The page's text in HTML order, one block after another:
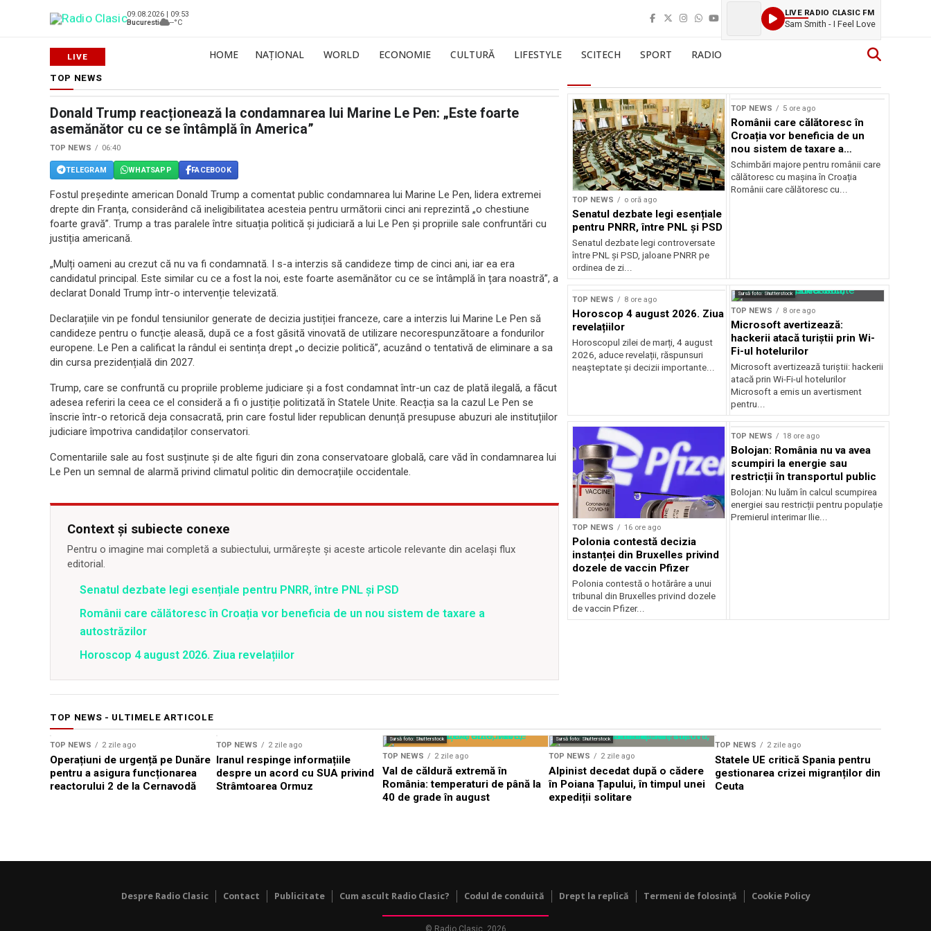
09.08.2026 | 09:53
Bucuresti
--°C
LIVE RADIO CLASIC FM
Sam Smith - I Feel Love
HOME NAȚIONAL WORLD ECONOMIE CULTURĂ LIFESTYLE SCITECH SPORT RADIO
TOP NEWS
Donald Trump reacționează la condamnarea lui Marine Le Pen: „Este foarte
asemănător cu ce se întâmplă în America”
TOP NEWS 06:40
TELEGRAM WHATSAPP FACEBOOK
Fostul președinte american Donald Trump a comentat public condamnarea lui Marine Le Pen, lidera extremei
drepte din Franța, considerând că ineligibilitatea acesteia pentru următorii cinci ani reprezintă „o chestiune
foarte gravă”. Trump a tras paralele între situația politică și judiciară a lui Le Pen și propriile sale confruntări cu
justiția americană.
„Mulți oameni au crezut că nu va fi condamnată. I s-a interzis să candideze timp de cinci ani, iar ea era
candidatul principal. Este similar cu ce a fost la noi, este foarte asemănător cu ce se întâmplă în țara noastră”, a
declarat Donald Trump într-o intervenție televizată.
Declarațiile vin pe fondul tensiunilor generate de decizia justiției franceze, care a interzis lui Marine Le Pen să
candideze pentru o funcție aleasă, după ce a fost găsită vinovată de utilizare necorespunzătoare a fondurilor
europene. Le Pen a calificat la rândul ei sentința drept „o decizie politică”, acuzând o tentativă de eliminare a sa
din cursa prezidențială din 2027.
Trump, care se confruntă cu propriile probleme judiciare și a fost condamnat într-un caz de plată ilegală, a făcut
adesea referiri la ceea ce el consideră a fi o justiție politizată în Statele Unite. Reacția sa la cazul Le Pen se
înscrie într-o retorică deja consacrată, prin care fostul lider republican denunță presupuse abuzuri ale instituțiilor
judiciare împotriva candidaților conservatori.
Comentariile sale au fost susținute și de alte figuri din zona conservatoare globală, care văd în condamnarea lui
Le Pen un semnal de alarmă privind climatul politic din democrațiile occidentale.
Context și subiecte conexe
Pentru o imagine mai completă a subiectului, urmărește și aceste articole relevante din același flux
editorial.
Senatul dezbate legi esențiale pentru PNRR, între PNL și PSD
Românii care călătoresc în Croația vor beneficia de un nou sistem de taxare a
autostrăzilor
Horoscop 4 august 2026. Ziua revelațiilor
TOP NEWS o oră ago
Senatul dezbate legi esențiale
pentru PNRR, între PNL și PSD
Senatul dezbate legi controversate
între PNL și PSD, jaloane PNRR pe
ordinea de zi...
TOP NEWS 5 ore ago
Românii care călătoresc în
Croația vor beneficia de un
nou sistem de taxare a
autostrăzilor
Schimbări majore pentru românii care
călătoresc cu mașina în Croația
Românii care călătoresc cu...
TOP NEWS 8 ore ago
Horoscop 4 august 2026. Ziua
revelațiilor
Horoscopul zilei de marți, 4 august
2026, aduce revelații, răspunsuri
neașteptate și decizii importante...
Sursă foto: Shutterstock
TOP NEWS 8 ore ago
Microsoft avertizează:
hackerii atacă turiștii prin Wi-
Fi-ul hotelurilor
Microsoft avertizează turiștii: hackerii
atacă prin Wi-Fi-ul hotelurilor
Microsoft a emis un avertisment
pentru...
TOP NEWS 16 ore ago
Polonia contestă decizia
instanței din Bruxelles privind
dozele de vaccin Pfizer
Polonia contestă o hotărâre a unui
tribunal din Bruxelles privind dozele
de vaccin Pfizer...
TOP NEWS 18 ore ago
Bolojan: România nu va avea
scumpiri la energie sau
restricții în transportul public
Bolojan: Nu luăm în calcul scumpirea
energiei sau restricții pentru populație
Premierul interimar Ilie...
TOP NEWS - ULTIMELE ARTICOLE
TOP NEWS 2 zile ago
Operațiuni de urgență pe Dunăre
pentru a asigura funcționarea
reactorului 2 de la Cernavodă
TOP NEWS 2 zile ago
Iranul respinge informațiile
despre un acord cu SUA privind
Strâmtoarea Ormuz
Sursă foto: Shutterstock
TOP NEWS 2 zile ago
Val de căldură extremă în
România: temperaturi de până la
40 de grade în august
Sursă foto: Shutterstock
TOP NEWS 2 zile ago
Alpinist decedat după o cădere
în Poiana Țapului, în timpul unei
expediții solitare
TOP NEWS 2 zile ago
Statele UE critică Spania pentru
gestionarea crizei migranților din
Ceuta
Despre Radio Clasic Contact Publicitate Cum ascult Radio Clasic? Codul de conduită Drept la replică Termeni de folosință Cookie Policy
© Radio Clasic, 2026